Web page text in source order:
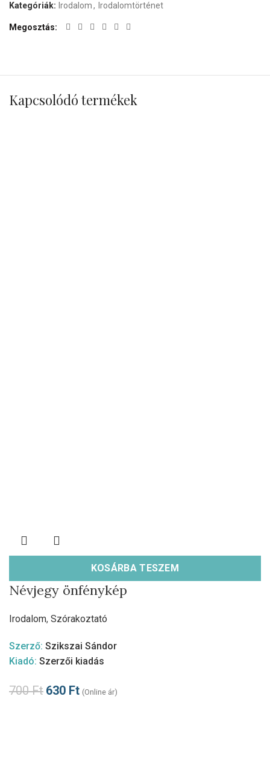
Kategóriák: Irodalom, Irodalomtörténet
Megosztás
Kapcsolódó termékek
KOSÁRBA TESZEM
Névjegy önfénykép
Irodalom, Szórakoztató
Szerző: Szikszai Sándor
Kiadó: Szerzői kiadás
700Ft 630 Ft (Online ár)